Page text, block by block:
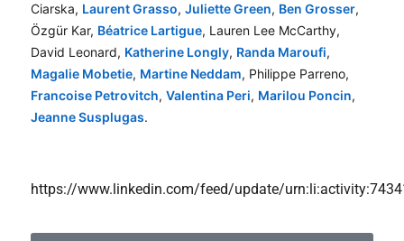
Ciarska, Laurent Grasso, Juliette Green, Ben Grosser,
Özgür Kar, Béatrice Lartigue, Lauren Lee McCarthy,
David Leonard, Katherine Longly, Randa Maroufi,
Magalie Mobetie, Martine Neddam, Philippe Parreno,
Francoise Petrovitch, Valentina Peri, Marilou Poncin,
Jeanne Susplugas.
https://www.linkedin.com/feed/update/